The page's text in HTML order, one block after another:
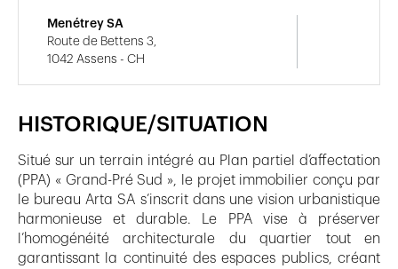
HISTORIQUE/SITUATION
Situé sur un terrain intégré au Plan partiel d’affectation
(PPA) « Grand-Pré Sud », le projet immobilier conçu par
le bureau Arta SA s’inscrit dans une vision urbanistique
harmonieuse et durable. Le PPA vise à préserver
l’homogénéité architecturale du quartier tout en
garantissant la continuité des espaces publics, créant
Menétrey SA
Route de Bettens 3,
1042 Assens - CH